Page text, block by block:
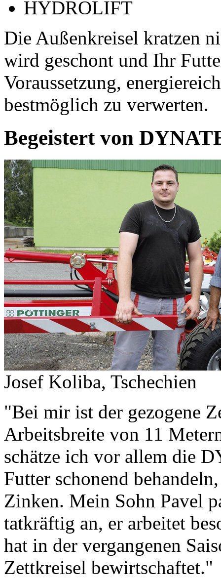
HYDROLIFT
Die Außenkreisel kratzen
wird geschont und Ihr
Voraussetzung,
bestmöglich zu verwerten.
Begeistert von
Josef Koliba, Tschechien
"Bei mir ist der gezogene
Arbeitsbreite von 11
schätze ich vor allem die
Futter schonend
Zinken. Mein Sohn Pavel
tatkräftig an, er arbeitet
hat in der vergangenen
Zettkreisel bewirtschaftet."